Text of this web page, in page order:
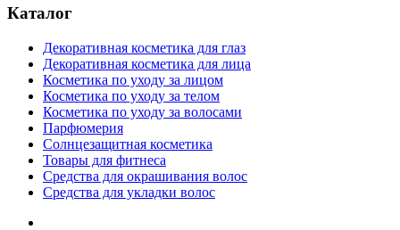
Каталог
Декоративная косметика для глаз
Декоративная косметика для лица
Косметика по уходу за лицом
Косметика по уходу за телом
Косметика по уходу за волосами
Парфюмерия
Солнцезащитная косметика
Товары для фитнеса
Средства для окрашивания волос
Средства для укладки волос